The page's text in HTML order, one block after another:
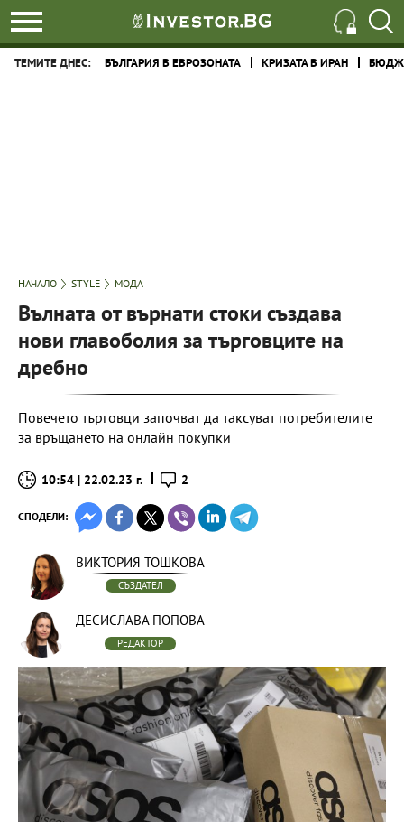
ТЕМИТЕ ДНЕС: БЪЛГАРИЯ В ЕВРОЗОНАТА КРИЗАТА В ИРАН
НАЧАЛО STYLE МОДА
Вълната от върнати стоки създава
нови главоболия за търговците на
дребно
Повечето търговци започват да таксуват потребителите
за връщането на онлайн покупки
10:54 | 22.02.23 г. 2
СПОДЕЛИ:
ВИКТОРИЯ ТОШКОВА
СЪЗДАТЕЛ
ДЕСИСЛАВА ПОПОВА
РЕДАКТОР